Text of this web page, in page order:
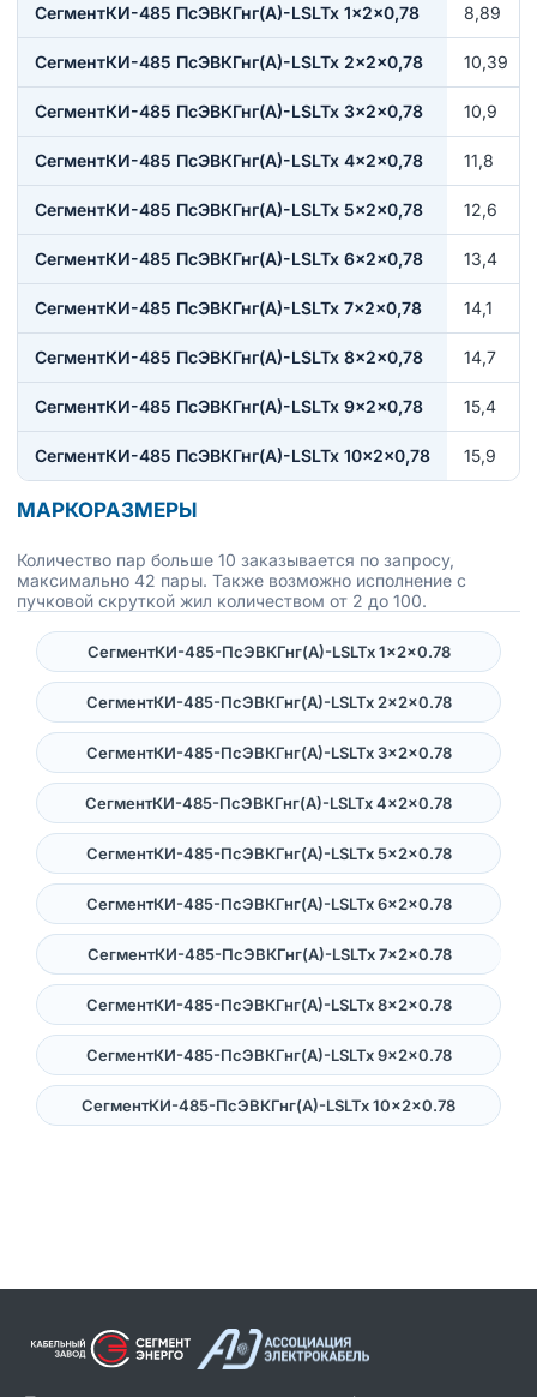
СегментКИ-485 ПсЭВКГнг(А)-LSLTx 1×2×0,78 8,89
СегментКИ-485 ПсЭВКГнг(А)-LSLTx 2×2×0,78 10,39
СегментКИ-485 ПсЭВКГнг(А)-LSLTx 3×2×0,78 10,9
СегментКИ-485 ПсЭВКГнг(А)-LSLTx 4×2×0,78 11,8
СегментКИ-485 ПсЭВКГнг(А)-LSLTx 5×2×0,78 12,6
СегментКИ-485 ПсЭВКГнг(А)-LSLTx 6×2×0,78 13,4
СегментКИ-485 ПсЭВКГнг(А)-LSLTx 7×2×0,78 14,1
СегментКИ-485 ПсЭВКГнг(А)-LSLTx 8×2×0,78 14,7
СегментКИ-485 ПсЭВКГнг(А)-LSLTx 9×2×0,78 15,4
СегментКИ-485 ПсЭВКГнг(А)-LSLTx 10×2×0,78 15,9
МАРКОРАЗМЕРЫ
Количество пар больше 10 заказывается по запросу,
максимально 42 пары. Также возможно исполнение с
пучковой скруткой жил количеством от 2 до 100.
СегментКИ-485-ПсЭВКГнг(А)-LSLTx 1×2×0.78
СегментКИ-485-ПсЭВКГнг(А)-LSLTx 2×2×0.78
СегментКИ-485-ПсЭВКГнг(А)-LSLTx 3×2×0.78
СегментКИ-485-ПсЭВКГнг(А)-LSLTx 4×2×0.78
СегментКИ-485-ПсЭВКГнг(А)-LSLTx 5×2×0.78
СегментКИ-485-ПсЭВКГнг(А)-LSLTx 6×2×0.78
СегментКИ-485-ПсЭВКГнг(А)-LSLTx 7×2×0.78
СегментКИ-485-ПсЭВКГнг(А)-LSLTx 8×2×0.78
СегментКИ-485-ПсЭВКГнг(А)-LSLTx 9×2×0.78
СегментКИ-485-ПсЭВКГнг(А)-LSLTx 10×2×0.78